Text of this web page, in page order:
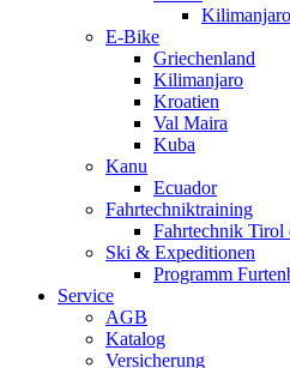
Kilimanjaro
E-Bike
Griechenland
Kilimanjaro
Kroatien
Val Maira
Kuba
Kanu
Ecuador
Fahrtechniktraining
Fahrtechnik Tirol
Ski & Expeditionen
Programm
Service
AGB
Katalog
Versicherung